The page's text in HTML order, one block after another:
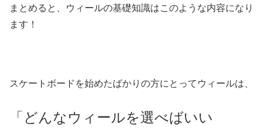
まとめると、ウィールの基礎知識はこのような内容になり
ます！
スケートボードを始めたばかりの方にとってウィールは、
「どんなウィールを選べばいい